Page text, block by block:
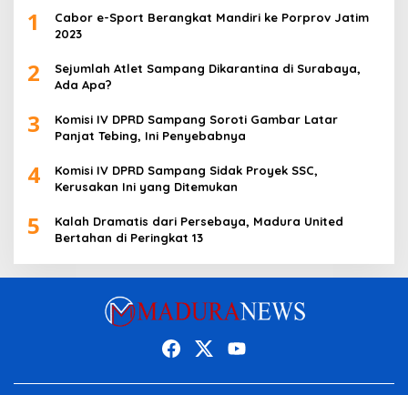
1
Cabor e-Sport Berangkat Mandiri ke Porprov Jatim
2023
2
Sejumlah Atlet Sampang Dikarantina di Surabaya,
Ada Apa?
3
Komisi IV DPRD Sampang Soroti Gambar Latar
Panjat Tebing, Ini Penyebabnya
4
Komisi IV DPRD Sampang Sidak Proyek SSC,
Kerusakan Ini yang Ditemukan
5
Kalah Dramatis dari Persebaya, Madura United
Bertahan di Peringkat 13